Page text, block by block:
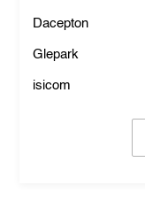
Dacepton
Glepark
isicom